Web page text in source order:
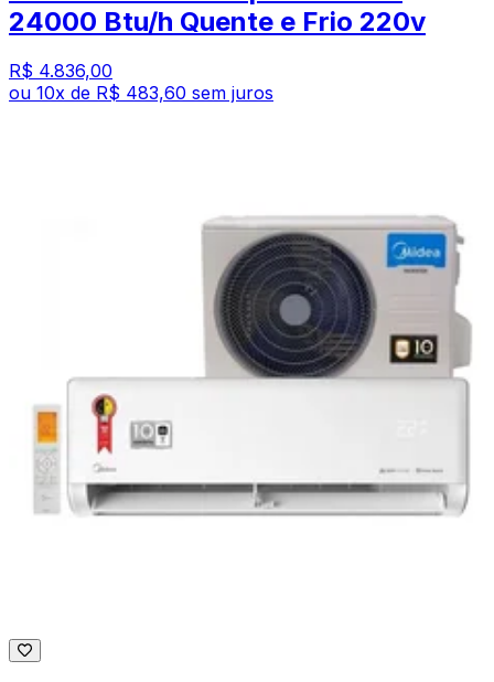
24000 Btu/h Quente e Frio 220v
R$ 4.836,00
ou 10x de R$ 483,60 sem juros